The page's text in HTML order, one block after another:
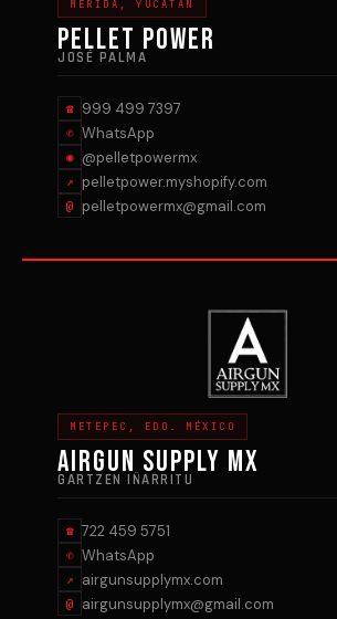
MÉRIDA, YUCATÁN
PELLET POWER
JOSÉ PALMA
☎ 999 499 7397
✆ WhatsApp
◉ @pelletpowermx
↗ pelletpower.myshopify.com
@ pelletpowermx@gmail.com
METEPEC, EDO. MÉXICO
AIRGUN SUPPLY MX
GARTZEN IÑARRITU
☎ 722 459 5751
✆ WhatsApp
↗ airgunsupplymx.com
@ airgunsupplymx@gmail.com